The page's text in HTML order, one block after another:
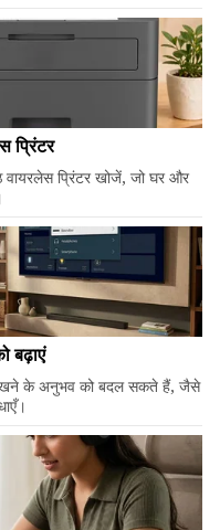
प्रिंटर
वायरलेस प्रिंटर खोजें, जो घर और
बढ़ाएं
के अनुभव को बदल सकते हैं, जैसे